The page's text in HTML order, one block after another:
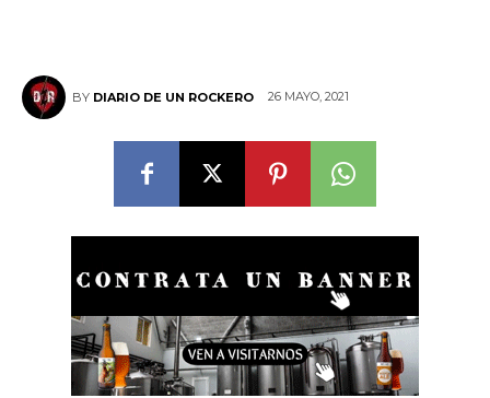
BY DIARIO DE UN ROCKERO 26 MAYO, 2021